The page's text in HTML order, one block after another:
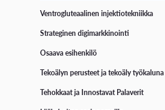
Ventrogluteaalinen injektiotekniikka
Strateginen digimarkkinointi
Osaava esihenkilö
Tekoälyn perusteet ja tekoäly työkaluna
Tehokkaat ja Innostavat Palaverit